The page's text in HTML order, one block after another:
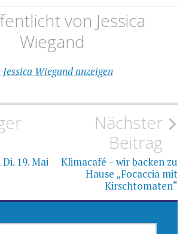
von Jessica
Wiegand
Wiegand anzeigen
19. Mai
Nächster
Beitrag
Klimacafé – wir backen zu
Hause „Focaccia mit
Kirschtomaten“